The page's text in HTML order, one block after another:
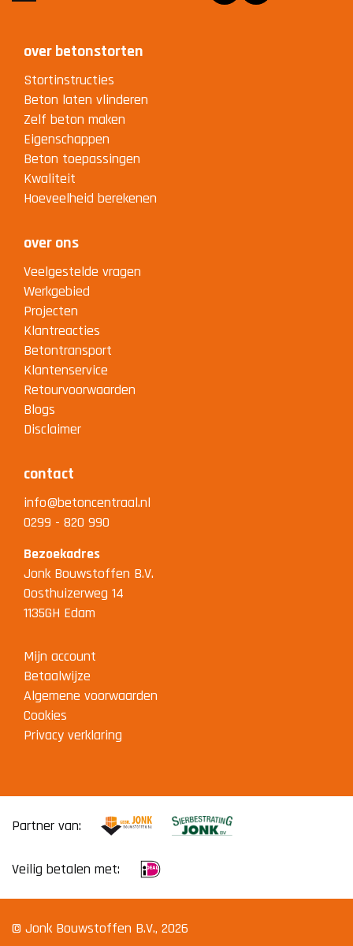
over betonstorten
Stortinstructies
Beton laten vlinderen
Zelf beton maken
Eigenschappen
Beton toepassingen
Kwaliteit
Hoeveelheid berekenen
over ons
Veelgestelde vragen
Werkgebied
Projecten
Klantreacties
Betontransport
Klantenservice
Retourvoorwaarden
Blogs
Disclaimer
contact
info@betoncentraal.nl
0299 - 820 990
Bezoekadres
Jonk Bouwstoffen B.V.
Oosthuizerweg 14
1135GH Edam
Mijn account
Betaalwijze
Algemene voorwaarden
Cookies
Privacy verklaring
Partner van:
Veilig betalen met:
© Jonk Bouwstoffen B.V., 2026